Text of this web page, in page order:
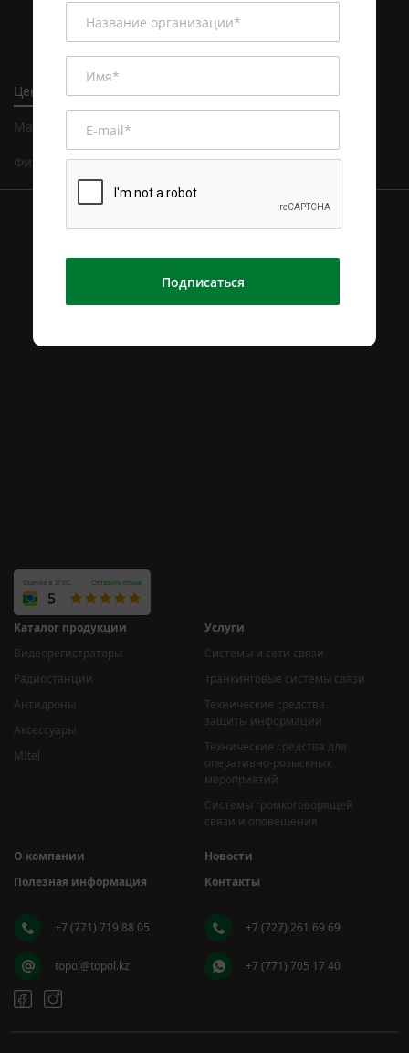
Каталог продукции
Видеорегистраторы
Радиостанции
Антидроны
Аксессуары
MItel
Услуги
Системы и сети связи
Транкинговые системы связи
Технические средства
защиты информации
Технические средства для
оперативно-розыскных
мероприятий
Системы громкоговорящей
связи и оповещения
О компании
Новости
Полезная информация
Контакты
+7 (771) 719 88 05 +7 (727) 261 69 69
topol@topol.kz +7 (771) 705 17 40
Центральный офис в Алматы
Магазин и сервисный центр в Алматы
Филиал в Астане
Подписаться